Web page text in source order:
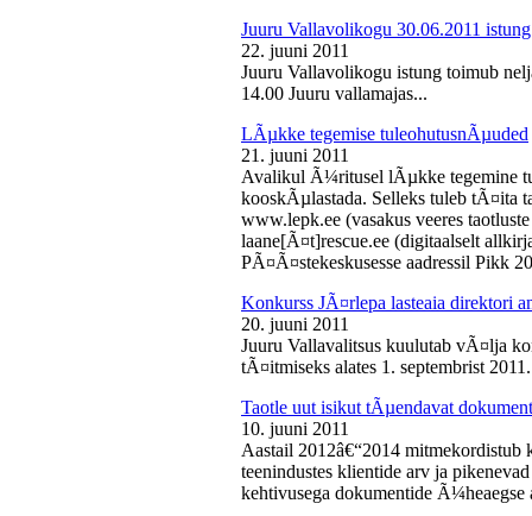
Juuru Vallavolikogu 30.06.2011 istung
22. juuni 2011
Juuru Vallavolikogu istung toimub
14.00 Juuru vallamajas...
LÃµkke tegemise tuleohutusnÃµuded
21. juuni 2011
Avalikul Ã¼ritusel lÃµkke tegemine
kooskÃµlastada. Selleks tuleb tÃ¤ita
www.lepk.ee (vasakus veeres
laane[Ã¤t]rescue.ee (digitaalselt
PÃ¤Ã¤stekeskusesse aadressil Pikk
Konkurss JÃ¤rlepa lasteaia direktori
20. juuni 2011
Juuru Vallavalitsus kuulutab vÃ¤lja
tÃ¤itmiseks alates 1. septembrist
Taotle uut isikut tÃµendavat
10. juuni 2011
Aastail 2012â€“2014
teenindustes klientide arv ja
kehtivusega dokumentide Ã¼heaegse